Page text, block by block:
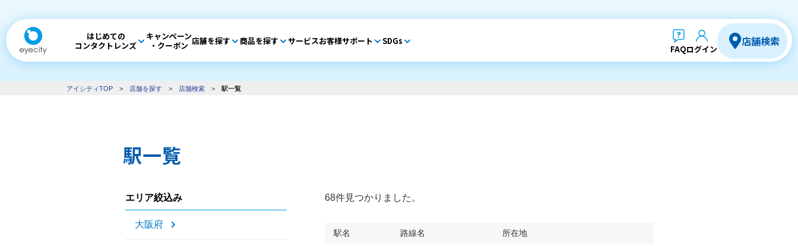
はじめての
コンタクトレンズ
キャンペーン
・クーポン 店舗を探す 商品を探す サービスお客様サポート SDGs
FAQログイン
店舗検索
アイシティTOP > 店舗を探す > 店舗検索 > 駅一覧
駅一覧
エリア絞込み
大阪府
68件見つかりました。
駅名 路線名 所在地